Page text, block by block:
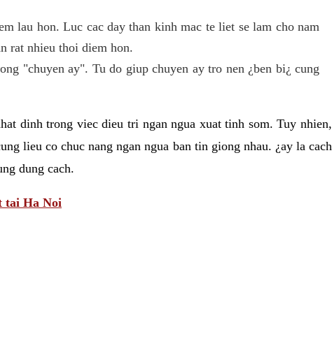
lau hon. Luc cac day than kinh mac te liet se lam cho nam
rat nhieu thoi diem hon.
"chuyen ay". Tu do giup chuyen ay tro nen ¿ben bi¿ cung
dinh trong viec dieu tri ngan ngua xuat tinh som. Tuy nhien,
lieu co chuc nang ngan ngua ban tin giong nhau. ¿ay la cach
dung cach.
tai Ha Noi